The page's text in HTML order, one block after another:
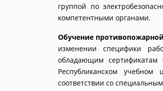
группой по
компетентными органами.
Обучение
изменении специфики
обладающим сертификатам
Республиканском
соответствии со